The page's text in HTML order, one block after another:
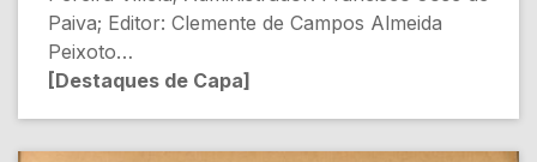
Paiva; Editor: Clemente de Campos Almeida
Peixoto
[Destaques de Capa]